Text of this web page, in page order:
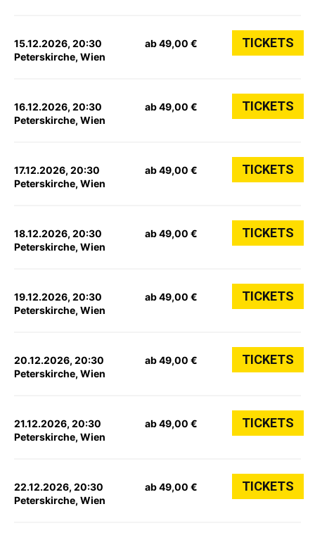
15.12.2026, 20:30
Peterskirche, Wien
ab 49,00 € TICKETS
16.12.2026, 20:30
Peterskirche, Wien
ab 49,00 € TICKETS
17.12.2026, 20:30
Peterskirche, Wien
ab 49,00 € TICKETS
18.12.2026, 20:30
Peterskirche, Wien
ab 49,00 € TICKETS
19.12.2026, 20:30
Peterskirche, Wien
ab 49,00 € TICKETS
20.12.2026, 20:30
Peterskirche, Wien
ab 49,00 € TICKETS
21.12.2026, 20:30
Peterskirche, Wien
ab 49,00 € TICKETS
22.12.2026, 20:30
Peterskirche, Wien
ab 49,00 € TICKETS